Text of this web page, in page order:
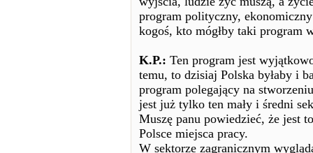
program polityczny,
kogoś, kto mógłby taki program
K.P.: Ten program jest
temu, to dzisiaj Polska byłaby i
program polegający na
jest już tylko ten mały i średni
Muszę panu powiedzieć, że jest
Polsce miejsca pracy.
W sektorze zagranicznym